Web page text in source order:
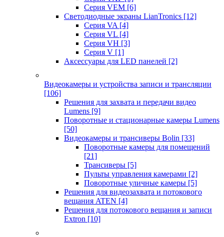
Серия VEM [6]
Светодиодные экраны LianTronics [12]
Серия VA [4]
Серия VL [4]
Серия VH [3]
Серия V [1]
Аксессуары для LED панелей [2]
Видеокамеры и устройства записи и трансляции
[106]
Решения для захвата и передачи видео
Lumens [9]
Поворотные и стационарные камеры Lumens
[50]
Видеокамеры и трансиверы Bolin [33]
Поворотные камеры для помещений
[21]
Трансиверы [5]
Пульты управления камерами [2]
Поворотные уличные камеры [5]
Решения для видеозахвата и потокового
вещания ATEN [4]
Решения для потокового вещания и записи
Extron [10]